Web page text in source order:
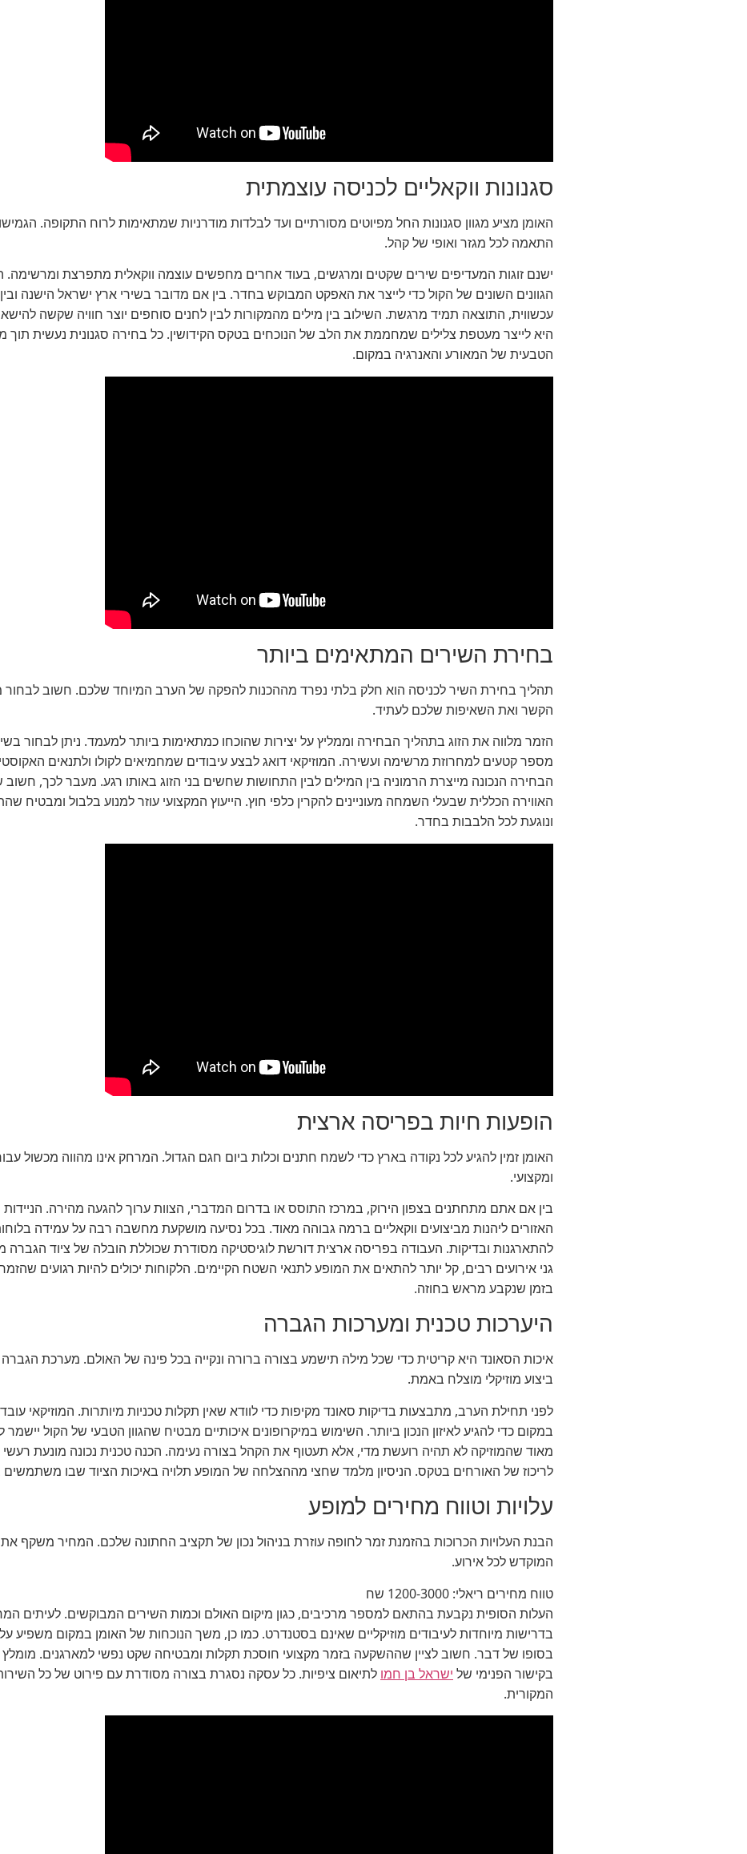
סגנונות ווקאליים לכניסה עוצמתית
האומן מציע מגוון סגנונות החל מפיוטים מסורתיים ועד לבלדות מודרניות שמתאימות לרוח התקופה.
התאמה לכל מגזר ואופי של קהל.
ישנם זוגות המעדיפים שירים שקטים ומרגשים, בעוד אחרים מחפשים עוצמה ווקאלית מתפרצת ומרשימה.
הגוונים השונים של הקול כדי לייצר את האפקט המבוקש בחדר. בין אם מדובר בשירי ארץ ישראל הישנה
עכשווית, התוצאה תמיד מרגשת. השילוב בין מילים מהמקורות לבין לחנים סוחפים יוצר חוויה שקשה
היא לייצר מעטפת צלילים שמחממת את הלב של הנוכחים בטקס הקידושין. כל בחירה סגנונית נעשית
הטבעית של המאורע והאנרגיה במקום.
בחירת השירים המתאימים ביותר
תהליך בחירת השיר לכניסה הוא חלק בלתי נפרד מההכנות להפקה של הערב המיוחד שלכם. חשוב לבחור
הקשר ואת השאיפות שלכם לעתיד.
הזמר מלווה את הזוג בתהליך הבחירה וממליץ על יצירות שהוכחו כמתאימות ביותר למעמד. ניתן לבחור
מספר קטעים למחרוזת מרשימה ועשירה. המוזיקאי דואג לבצע עיבודים שמחמיאים לקולו ולתנאים
הבחירה הנכונה מייצרת הרמוניה בין המילים לבין התחושות שחשים בני הזוג באותו רגע. מעבר לכך,
האווירה הכללית שבעלי השמחה מעוניינים להקרין כלפי חוץ. הייעוץ המקצועי עוזר למנוע בלבול ומבטיח
ונוגעת לכל הלבבות בחדר.
הופעות חיות בפריסה ארצית
האומן זמין להגיע לכל נקודה בארץ כדי לשמח חתנים וכלות ביום חגם הגדול. המרחק אינו מהווה מכשול
ומקצועי.
בין אם אתם מתחתנים בצפון הירוק, במרכז התוסס או בדרום המדברי, הצוות ערוך להגעה מהירה.
האזורים ליהנות מביצועים ווקאליים ברמה גבוהה מאוד. בכל נסיעה מושקעת מחשבה רבה על עמידה
להתארגנות ובדיקות. העבודה בפריסה ארצית דורשת לוגיסטיקה מסודרת שכוללת הובלה של ציוד הגברה
גני אירועים רבים, קל יותר להתאים את המופע לתנאי השטח הקיימים. הלקוחות יכולים להיות רגועים
בזמן שנקבע מראש בחוזה.
היערכות טכנית ומערכות הגברה
איכות הסאונד היא קריטית כדי שכל מילה תישמע בצורה ברורה ונקייה בכל פינה של האולם. מערכת
ביצוע מוזיקלי מוצלח באמת.
לפני תחילת הערב, מתבצעות בדיקות סאונד מקיפות כדי לוודא שאין תקלות טכניות מיותרות. המוזיקאי
במקום כדי להגיע לאיזון הנכון ביותר. השימוש במיקרופונים איכותיים מבטיח שהגוון הטבעי של הקול
מאוד שהמוזיקה לא תהיה רועשת מדי, אלא תעטוף את הקהל בצורה נעימה. הכנה טכנית נכונה מונעת
לריכוז של האורחים בטקס. הניסיון מלמד שחצי מההצלחה של המופע תלויה באיכות הציוד שבו
עלויות וטווח מחירים למופע
הבנת העלויות הכרוכות בהזמנת זמר לחופה עוזרת בניהול נכון של תקציב החתונה שלכם. המחיר משקף את
המוקדש לכל אירוע.
טווח מחירים ריאלי: 1200-3000 שח
העלות הסופית נקבעת בהתאם למספר מרכיבים, כגון מיקום האולם וכמות השירים המבוקשים. לעיתים
בדרישות מיוחדות לעיבודים מוזיקליים שאינם בסטנדרט. כמו כן, משך הנוכחות של האומן במקום משפיע
בסופו של דבר. חשוב לציין שההשקעה בזמר מקצועי חוסכת תקלות ומבטיחה שקט נפשי למארגנים.
בקישור הפנימי של ישראל בן חמו לתיאום ציפיות. כל עסקה נסגרת בצורה מסודרת עם פירוט של כל
המקורית.